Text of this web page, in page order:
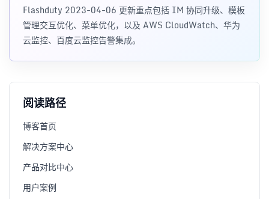
Flashduty 2023-04-06 更新重点包括 IM 协同升级、模板
管理交互优化、菜单优化，以及 AWS CloudWatch、华为
云监控、百度云监控告警集成。
阅读路径
博客首页
解决方案中心
产品对比中心
用户案例